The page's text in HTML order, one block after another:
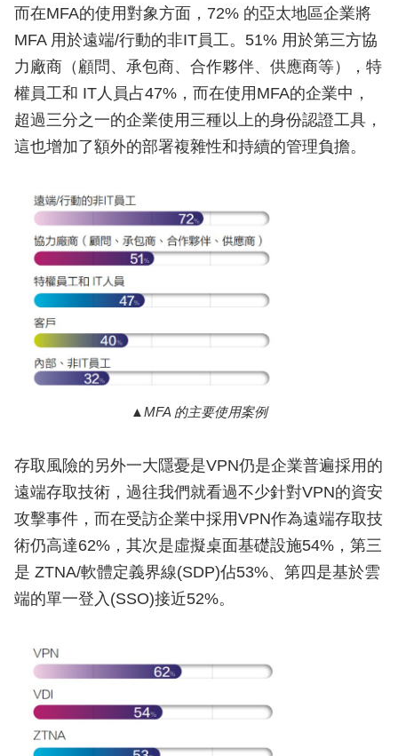
而在MFA的使用對象方面，72% 的亞太地區企業將
MFA 用於遠端/行動的非IT員工。51% 用於第三方協
力廠商（顧問、承包商、合作夥伴、供應商等），特
權員工和 IT人員占47%，而在使用MFA的企業中，
超過三分之一的企業使用三種以上的身份認證工具，
這也增加了額外的部署複雜性和持續的管理負擔。
MFA 的主要使用案例
存取風險的另外一大隱憂是VPN仍是企業普遍採用的
遠端存取技術，過往我們就看過不少針對VPN的資安
攻擊事件，而在受訪企業中採用VPN作為遠端存取技
術仍高達62%，其次是虛擬桌面基礎設施54%，第三
是 ZTNA/軟體定義界線(SDP)佔53%、第四是基於雲
端的單一登入(SSO)接近52%。